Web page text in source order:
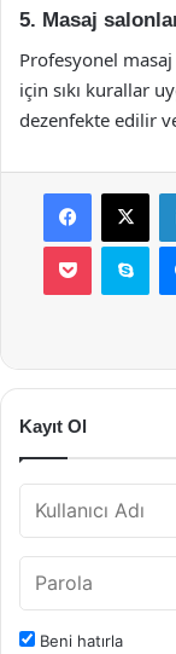
5. Masaj
Profesyonel
için sıkı kurallar
dezenfekte edilir
Facebook
X
Pocket
Kayıt Ol
Beni hatırla